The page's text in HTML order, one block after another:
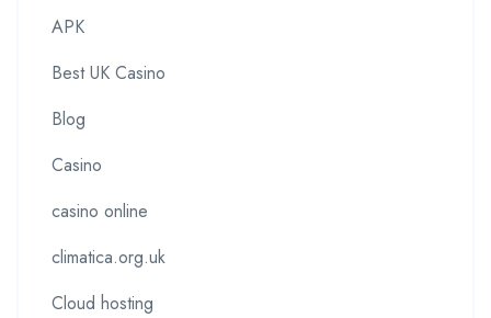
APK
Best UK Casino
Blog
Casino
casino online
climatica.org.uk
Cloud hosting